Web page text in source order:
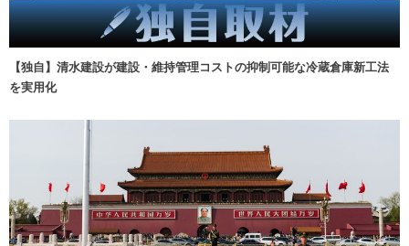
【独自】清水建設が建設・維持管理コストの抑制可能な冷蔵倉庫新工法
を実用化